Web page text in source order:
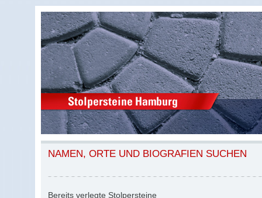
NAMEN, ORTE UND BIOGRAFIEN SUCHEN
Bereits verlegte Stolpersteine